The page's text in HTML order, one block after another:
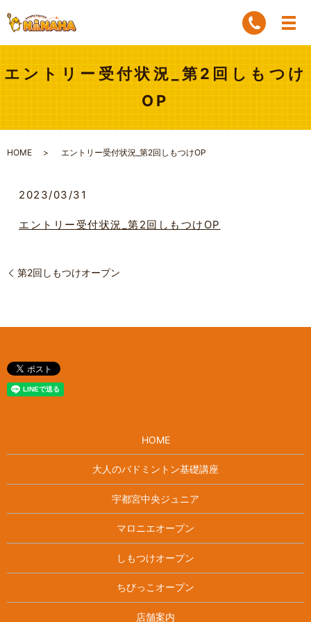
エントリー受付状況_第2回しもつけ
OP
HOME エントリー受付状況_第2回しもつけOP
2023/03/31
エントリー受付状況_第2回しもつけOP
第2回しもつけオープン
HOME
大人のバドミントン基礎講座
宇都宮中央ジュニア
マロニエオープン
しもつけオープン
ちびっこオープン
店舗案内